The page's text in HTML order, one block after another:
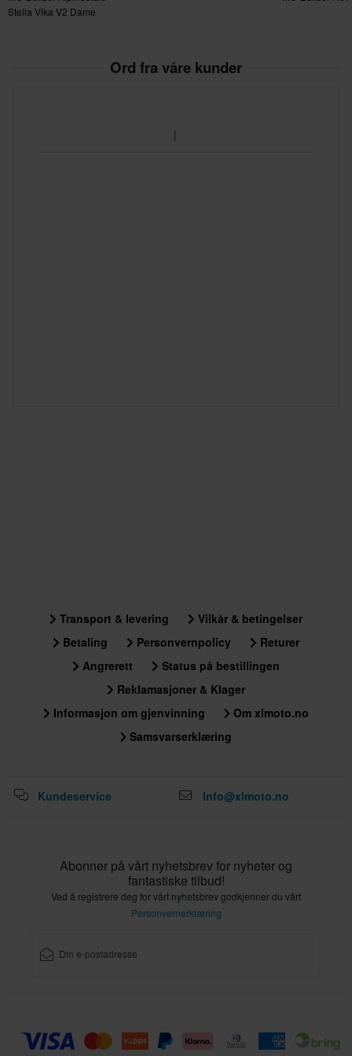
Stella Vika V2 Dame
Ord fra våre kunder
Transport & levering
Vilkår & betingelser
Betaling
Personvernpolicy
Returer
Angrerett
Status på bestillingen
Reklamasjoner & Klager
Informasjon om gjenvinning
Om xlmoto.no
Samsvarserklæring
Kundeservice Info@xlmoto.no
Abonner på vårt nyhetsbrev for nyheter og
fantastiske tilbud!
Ved å registrere deg for vårt nyhetsbrev godkjenner du vårt
Personvernerklæring